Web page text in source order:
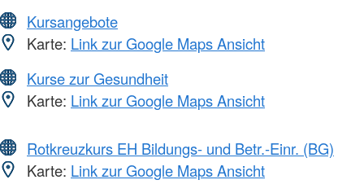
Kursangebote
Karte: Link zur Google Maps Ansicht
Kurse zur Gesundheit
Karte: Link zur Google Maps Ansicht
Rotkreuzkurs EH Bildungs- und Betr.-Einr. (BG)
Karte: Link zur Google Maps Ansicht